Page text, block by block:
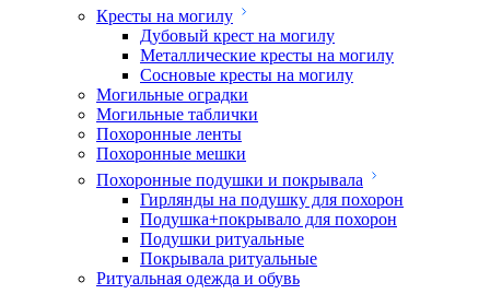
Кресты на могилу
Дубовый крест на могилу
Металлические кресты на могилу
Сосновые кресты на могилу
Могильные оградки
Могильные таблички
Похоронные ленты
Похоронные мешки
Похоронные подушки и покрывала
Гирлянды на подушку для похорон
Подушка+покрывало для похорон
Подушки ритуальные
Покрывала ритуальные
Ритуальная одежда и обувь